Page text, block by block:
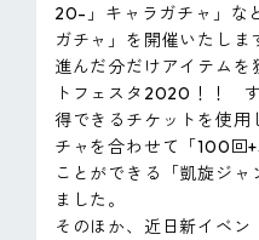
20-」キャラガチャ」な
ガチャ」を開催いたしま
進んだ分だけアイテムを
トフェスタ2020！！
得できるチケットを使用
チャを合わせて「100回
ことができる「凱旋ジ
ました。
そのほか、近日新イベ